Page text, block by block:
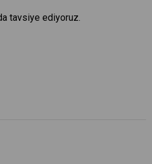
tavsiye ediyoruz.